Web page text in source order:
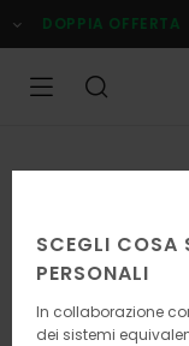
alle
informazioni
prodotto
DOPPIA OFFERTA
SCEGLI COSA
PERSONALI
In collaborazione
dei sistemi